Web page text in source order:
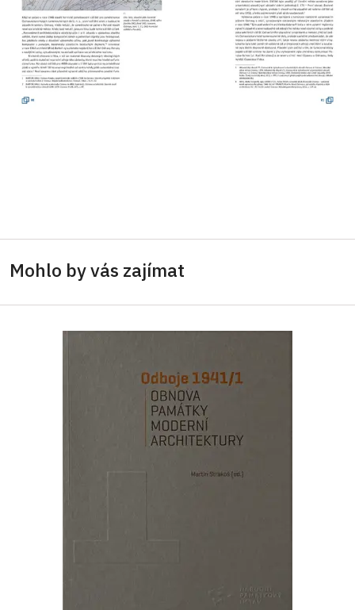
Mohlo by vás zajímat